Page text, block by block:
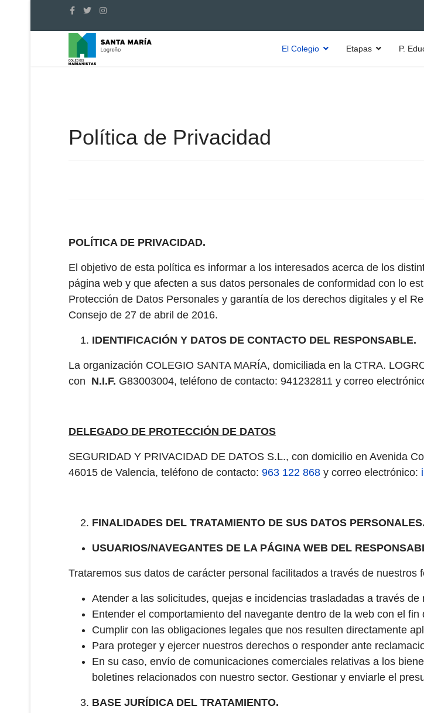
El Colegio Etapas P.
Política de Privacidad
POLÍTICA DE PRIVACIDAD.
El objetivo de esta política es informar a los interesados acerca de los
página web y que afecten a sus datos personales de conformidad con lo
Protección de Datos Personales y garantía de los derechos digitales y el
Consejo de 27 de abril de 2016.
IDENTIFICACIÓN Y DATOS DE CONTACTO DEL RESPONSABLE.
La organización COLEGIO SANTA MARÍA, domiciliada en la CTRA.
con N.I.F. G83003004, teléfono de contacto: 941232811 y correo
DELEGADO DE PROTECCIÓN DE DATOS
SEGURIDAD Y PRIVACIDAD DE DATOS S.L., con domicilio en Avenida
46015 de Valencia, teléfono de contacto: 963 122 868 y correo electrónico:
FINALIDADES DEL TRATAMIENTO DE SUS DATOS PERSONALES.
USUARIOS/NAVEGANTES DE LA PÁGINA WEB DEL
Trataremos sus datos de carácter personal facilitados a través de nuestros
Atender a las solicitudes, quejas e incidencias trasladadas a través
Entender el comportamiento del navegante dentro de la web con el
Cumplir con las obligaciones legales que nos resulten directamente
Para proteger y ejercer nuestros derechos o responder ante
En su caso, envío de comunicaciones comerciales relativas a los
boletines relacionados con nuestro sector. Gestionar y enviarle el
BASE JURÍDICA DEL TRATAMIENTO.